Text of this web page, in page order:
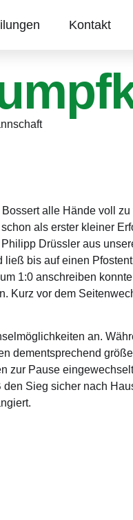
Kontakt
alle Hände voll
als erster kleiner
Drüssler aus
bis auf einen
1:0 anschreiben
vor dem
an.
dementsprechend
Pause
Sieg sicher nach